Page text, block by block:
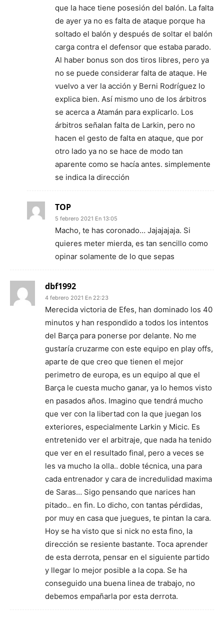
que la hace tiene posesión del balón. La falta
de ayer ya no es falta de ataque porque ha
soltado el balón y después de soltar el balón
carga contra el defensor que estaba parado.
Al haber bonus son dos tiros libres, pero ya
no se puede considerar falta de ataque. He
vuelvo a ver la acción y Berni Rodríguez lo
explica bien. Así mismo uno de los árbitros
se acerca a Atamán para explicarlo. Los
árbitros señalan falta de Larkin, pero no
hacen el gesto de falta en ataque, que por
otro lado ya no se hace de modo tan
aparente como se hacía antes. simplemente
se indica la dirección
TOP
5 febrero 2021 En 13:05
Macho, te has coronado… Jajajajaja. Si
quieres meter mierda, es tan sencillo como
opinar solamente de lo que sepas
dbf1992
4 febrero 2021 En 22:23
Merecida victoria de Efes, han dominado los 40
minutos y han respondido a todos los intentos
del Barça para ponerse por delante. No me
gustaría cruzarme con este equipo en play offs,
aparte de que creo que tienen el mejor
perimetro de europa, es un equipo al que el
Barça le cuesta mucho ganar, ya lo hemos visto
en pasados años. Imagino que tendrá mucho
que ver con la libertad con la que juegan los
exteriores, especialmente Larkin y Micic. Es
entretenido ver el arbitraje, que nada ha tenido
que ver en el resultado final, pero a veces se
les va mucho la olla.. doble técnica, una para
cada entrenador y cara de incredulidad maxima
de Saras… Sigo pensando que narices han
pitado.. en fin. Lo dicho, con tantas pérdidas,
por muy en casa que juegues, te pintan la cara.
Hoy se ha visto que si nick no esta fino, la
dirección se resiente bastante. Toca aprender
de esta derrota, pensar en el siguiente partido
y llegar lo mejor posible a la copa. Se ha
conseguido una buena linea de trabajo, no
debemos empañarla por esta derrota.